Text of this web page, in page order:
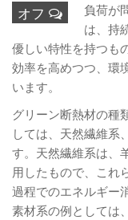
オフ
負荷が
は、持
優しい特性を持つも
効率を高めつつ、環
います。
グリーン断熱材の種
しては、天然繊維系
す。天然繊維系は、
用したもので、これ
過程でのエネルギー
素材系の例としては